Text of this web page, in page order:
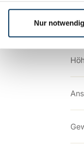
Nur